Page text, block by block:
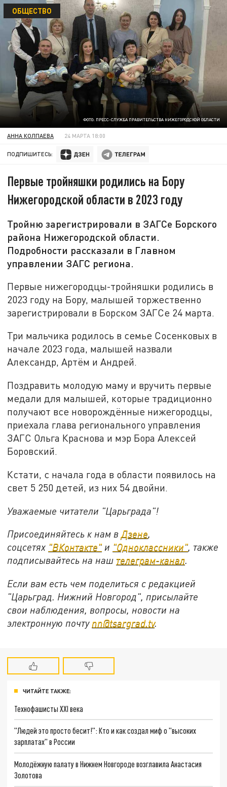
ФОТО: ПРЕСС-СЛУЖБА ПРАВИТЕЛЬСТВА НИЖЕГОРОДСКОЙ ОБЛАСТИ
ОБЩЕСТВО
АННА КОЛПАЕВА 24 МАРТА 18:00
ПОДПИШИТЕСЬ:
Первые тройняшки родились на Бору
Нижегородской области в 2023 году
Тройню зарегистрировали в ЗАГСе Борского
района Нижегородской области.
Подробности рассказали в Главном
управлении ЗАГС региона.
Первые нижегородцы-тройняшки родились в
2023 году на Бору, малышей торжественно
зарегистрировали в Борском ЗАГСе 24 марта.
Три мальчика родилось в семье Сосенковых в
начале 2023 года, малышей назвали
Александр, Артём и Андрей.
Поздравить молодую маму и вручить первые
медали для малышей, которые традиционно
получают все новорождённые нижегородцы,
приехала глава регионального управления
ЗАГС Ольга Краснова и мэр Бора Алексей
Боровский.
Кстати, с начала года в области появилось на
свет 5 250 детей, из них 54 двойни.
Уважаемые читатели "Царьграда"!
Присоединяйтесь к нам вДзене,
соцсетях "ВКонтакте" и "Одноклассники", также
подписывайтесь на наш телеграм-канал.
Если вам есть чем поделиться с редакцией
"Царьград. Нижний Новгород", присылайте
свои наблюдения, вопросы, новости на
электронную почту nn@tsargrad.tv.
ЧИТАЙТЕ ТАКЖЕ:
Технофашисты XXI века
"Людей это просто бесит!": Кто и как создал миф о "высоких
зарплатах" в России
Молодёжную палату в Нижнем Новгороде возглавила Анастасия
Золотова